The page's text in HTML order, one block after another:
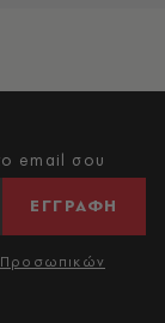
email σου
ΕΓΓΡΑΦΗ
Προσωπικών